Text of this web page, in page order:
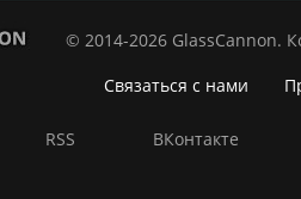
© 2014-2026 GlassCannon.
Связаться с нами
RSS ВКонтакте